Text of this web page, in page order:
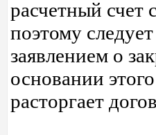
расчетный счет
поэтому
заявлением о
основании
расторгает